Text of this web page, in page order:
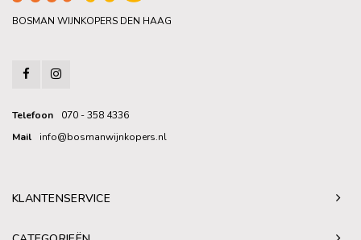
BOSMAN WIJNKOPERS DEN HAAG
Telefoon
070 - 358 4336
Mail
info@bosmanwijnkopers.nl
KLANTENSERVICE